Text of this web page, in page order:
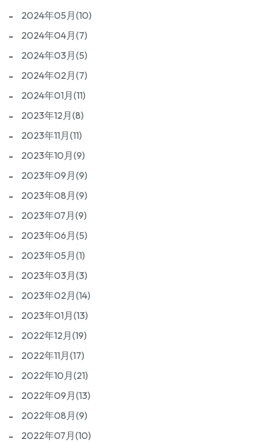
2024年05月(10)
2024年04月(7)
2024年03月(5)
2024年02月(7)
2024年01月(11)
2023年12月(8)
2023年11月(11)
2023年10月(9)
2023年09月(9)
2023年08月(9)
2023年07月(9)
2023年06月(5)
2023年05月(1)
2023年03月(3)
2023年02月(14)
2023年01月(13)
2022年12月(19)
2022年11月(17)
2022年10月(21)
2022年09月(13)
2022年08月(9)
2022年07月(10)